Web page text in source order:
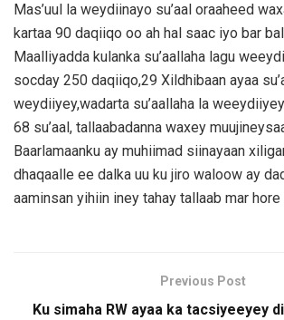
Mas’uul la weydiinayo su’aal oraaheed
kartaa 90 daqiiqo oo ah hal saac iyo bar
Maalliyadda kulanka su’aallaha lagu
socday 250 daqiiqo,29 Xildhibaan ayaa
weydiiyey,wadarta su’aallaha la
68 su’aal, tallaabadanna waxey
Baarlamaanku ay muhiimad siinayaan
dhaqaalle ee dalka uu ku jiro waloow ay
aaminsan yihiin iney tahay tallaab mar hore
Previous Post
Ku simaha RW ayaa ka tacsiyeeyey